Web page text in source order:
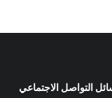
التواصل الاجتماعي